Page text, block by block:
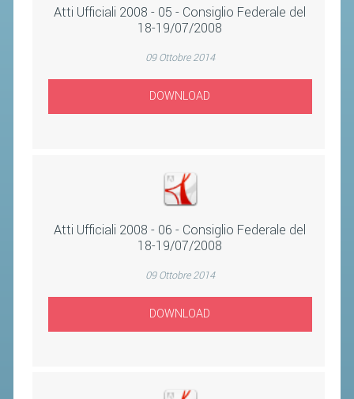
Atti Ufficiali 2008 - 05 - Consiglio Federale del
18-19/07/2008
09 Ottobre 2014
DOWNLOAD
Atti Ufficiali 2008 - 06 - Consiglio Federale del
18-19/07/2008
09 Ottobre 2014
DOWNLOAD
GARE ED EVENTI
CALENDARIO
COMUNICATI
EVENTI INTERNAZIONALI
CLASSIFICHE NAZIONALI
CLASSIFICHE 2013-2020
UFFICIALI DI GARA